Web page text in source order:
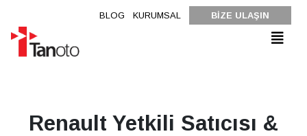
BLOG KURUMSAL BİZE ULAŞIN
Renault Yetkili Satıcısı &